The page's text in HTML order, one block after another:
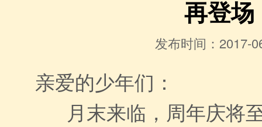
再登场
发布时间：2017-
亲爱的少年们：
月末来临，周年庆将